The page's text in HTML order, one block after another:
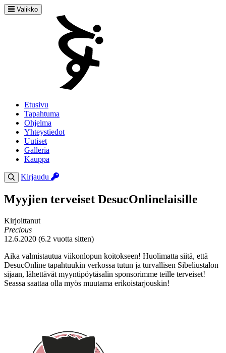
Valikko
Etusivu
Tapahtuma
Ohjelma
Yhteystiedot
Uutiset
Galleria
Kauppa
Kirjaudu
Myyjien terveiset DesucOnlinelaisille
Kirjoittanut
Precious
12.6.2020 (6.2 vuotta sitten)
Aika valmistautua viikonlopun koitokseen! Huolimatta siitä, että
DesucOnline tapahtuukin verkossa tutun ja turvallisen Sibeliustalon
sijaan, lähettävät myyntipöytäsalin sponsorimme teille terveiset!
Seassa saattaa olla myös muutama erikoistarjouskin!